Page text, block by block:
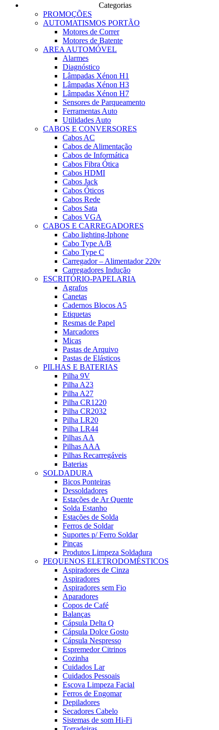
Categorias
PROMOÇÕES
AUTOMATISMOS PORTÃO
Motores de Correr
Motores de Batente
AREA AUTOMÓVEL
Alarmes
Diagnóstico
Lâmpadas Xénon H1
Lâmpadas Xénon H3
Lâmpadas Xénon H7
Sensores de Parqueamento
Ferramentas Auto
Utilidades Auto
CABOS E CONVERSORES
Cabos AC
Cabos de Alimentação
Cabos de Informática
Cabos Fibra Ótica
Cabos HDMI
Cabos Jack
Cabos Óticos
Cabos Rede
Cabos Sata
Cabos VGA
CABOS E CARREGADORES
Cabo lighting-Iphone
Cabo Type A/B
Cabo Type C
Carregador – Alimentador 220v
Carregadores Indução
ESCRITÓRIO-PAPELARIA
Agrafos
Canetas
Cadernos Blocos A5
Etiquetas
Resmas de Papel
Marcadores
Micas
Pastas de Arquivo
Pastas de Elásticos
PILHAS E BATERIAS
Pilha 9V
Pilha A23
Pilha A27
Pilha CR1220
Pilha CR2032
Pilha LR20
Pilha LR44
Pilhas AA
Pilhas AAA
Pilhas Recarregáveis
Baterias
SOLDADURA
Bicos Ponteiras
Dessoldadores
Estações de Ar Quente
Solda Estanho
Estações de Solda
Ferros de Soldar
Suportes p/ Ferro Soldar
Pinças
Produtos Limpeza Soldadura
PEQUENOS ELETRODOMÉSTICOS
Aspiradores de Cinza
Aspiradores
Aspiradores sem Fio
Aparadores
Copos de Café
Balanças
Cápsula Delta Q
Cápsula Dolce Gosto
Cápsula Nespresso
Espremedor Citrinos
Cozinha
Cuidados Lar
Cuidados Pessoais
Escova Limpeza Facial
Ferros de Engomar
Depiladores
Secadores Cabelo
Sistemas de som Hi-Fi